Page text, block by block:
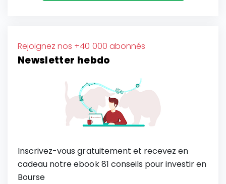
Rejoignez nos +40 000 abonnés
Newsletter hebdo
Inscrivez-vous gratuitement et recevez en
cadeau notre ebook 81 conseils pour investir en
Bourse